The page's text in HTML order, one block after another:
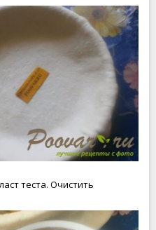
теста. Очистить